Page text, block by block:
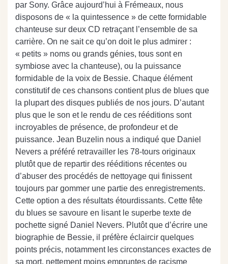
par Sony. Grâce aujourd’hui à Frémeaux, nous
disposons de « la quintessence » de cette formidable
chanteuse sur deux CD retraçant l’ensemble de sa
carrière. On ne sait ce qu’on doit le plus admirer :
« petits » noms ou grands génies, tous sont en
symbiose avec la chanteuse), ou la puissance
formidable de la voix de Bessie. Chaque élément
constitutif de ces chansons contient plus de blues que
la plupart des disques publiés de nos jours. D’autant
plus que le son et le rendu de ces rééditions sont
incroyables de présence, de profondeur et de
puissance. Jean Buzelin nous a indiqué que Daniel
Nevers a préféré retravailler les 78-tours originaux
plutôt que de repartir des rééditions récentes ou
d’abuser des procédés de nettoyage qui finissent
toujours par gommer une partie des enregistrements.
Cette option a des résultats étourdissants. Cette fête
du blues se savoure en lisant le superbe texte de
pochette signé Daniel Nevers. Plutôt que d’écrire une
biographie de Bessie, il préfère éclaircir quelques
points précis, notamment les circonstances exactes de
sa mort, nettement moins empruntes de racisme